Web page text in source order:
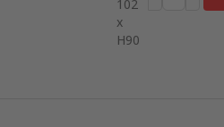
102
x
H90